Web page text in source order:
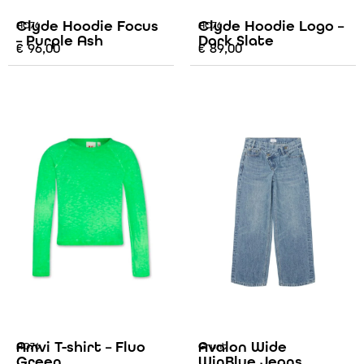
AO76
Clyde Hoodie Focus
– Purple Ash
€ 96,00
AO76
Clyde Hoodie Logo –
Dark Slate
€89,00
AO76
Amvi T-shirt – Fluo
Grunt
Avalon Wide